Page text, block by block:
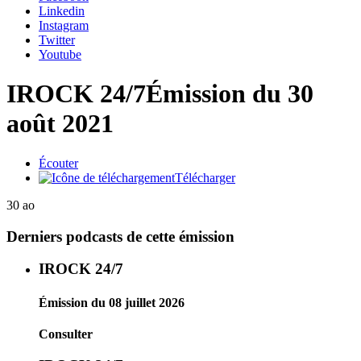
Linkedin
Instagram
Twitter
Youtube
IROCK 24/7Émission du 30
août 2021
Écouter
Télécharger
30 ao
Derniers podcasts de cette émission
IROCK 24/7
Émission du 08 juillet 2026
Consulter